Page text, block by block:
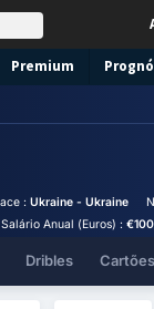
Premium
:Ukraine - Ukraine
Salário Anual (Euros) :
Dribles